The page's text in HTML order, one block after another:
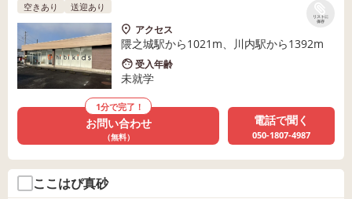
リストに
保存
空きあり 送迎あり
アクセス
隈之城駅から1021m、川内駅から1392m
受入年齢
未就学
1分で完了！
お問い合わせ
（無料）
電話で聞く
050-1807-4987
ここはぴ真砂